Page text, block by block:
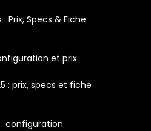
Prix, Specs & Fiche
et prix
: prix, specs et fiche
configuration